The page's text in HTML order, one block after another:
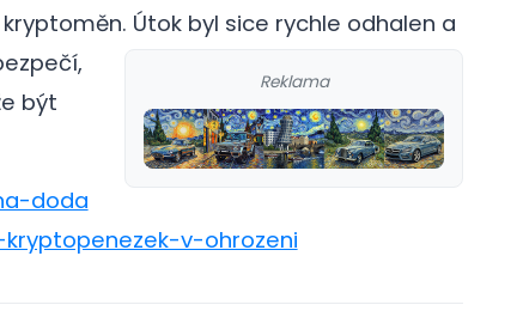
Reklama
Útok byl sice rychle odhalen a
být
doda
v-ohrozeni